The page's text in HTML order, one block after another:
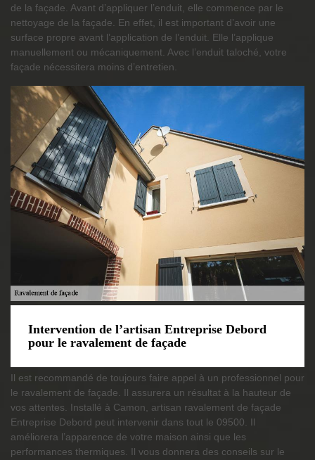
de la façade. Avant d’appliquer l’enduit, elle commence par le
nettoyage de la façade. En effet, il est important d’avoir une
surface propre avant l’application de l’enduit. Elle l’applique
manuellement ou mécaniquement. Avec l’enduit taloché, votre
façade nécessitera moins d’entretien.
Intervention de l’artisan Entreprise Debord
pour le ravalement de façade
Il est recommandé de toujours faire appel à un professionnel pour
le ravalement de façade. Il assurera un résultat à la hauteur de
vos attentes. Installé à Camon, artisan ravalement de façade
Entreprise Debord peut intervenir dans tout le 09500. Il
améliorera l’apparence de votre maison ainsi que les
performances thermiques. Il vous donnera des conseils sur le